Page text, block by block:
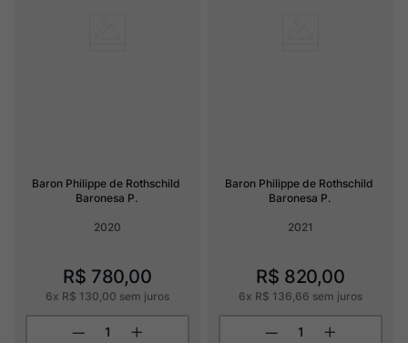
Baron Philippe de Rothschild
Baronesa P.
2020
R$ 780,00
6x R$ 130,00 sem juros
Baron Philippe de Rothschild
Baronesa P.
2021
R$ 820,00
6x R$ 136,66 sem juros